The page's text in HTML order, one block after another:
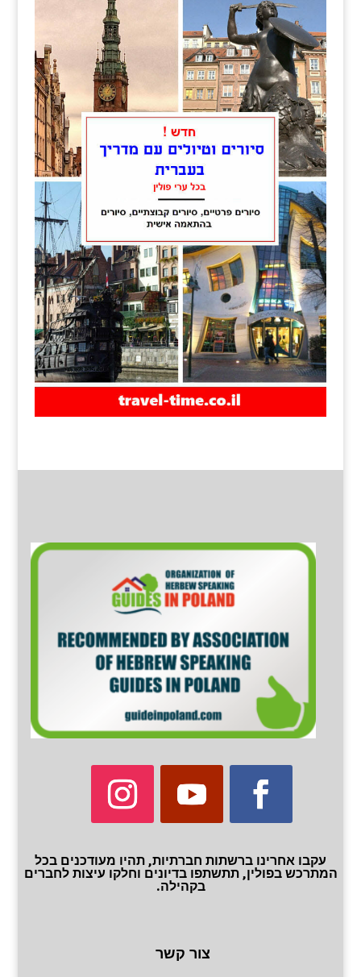
עקבו אחרינו ברשתות חברתיות, תהיו מעודכנים בכל
המתרכש בפולין, תתשתפו בדיונים וחלקו עיצות לחברים
בקהילה.
צור קשר